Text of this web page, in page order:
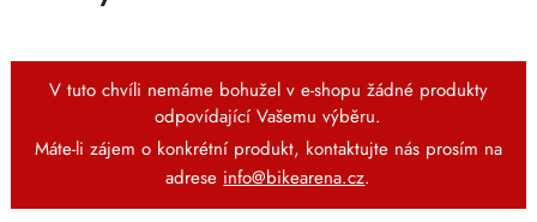
V tuto chvíli nemáme bohužel v e-shopu žádné produkty
odpovídající Vašemu výběru.
Máte-li zájem o konkrétní produkt, kontaktujte nás prosím na
adrese info@bikearena.cz.